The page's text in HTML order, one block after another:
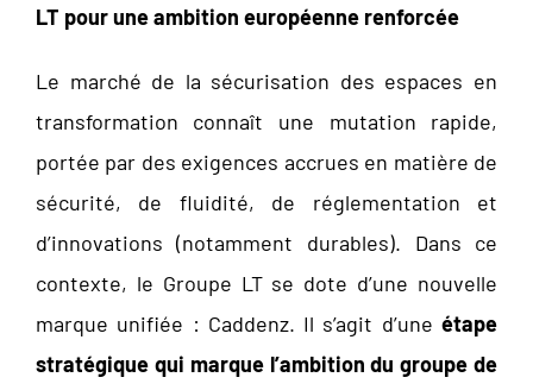
LT pour une ambition européenne renforcée
Le marché de la sécurisation des espaces en
transformation connaît une mutation rapide,
portée par des exigences accrues en matière de
sécurité, de fluidité, de réglementation et
d’innovations (notamment durables). Dans ce
contexte, le Groupe LT se dote d’une nouvelle
marque unifiée : Caddenz. Il s’agit d’uneétape
stratégique qui marque l’ambition du groupe de